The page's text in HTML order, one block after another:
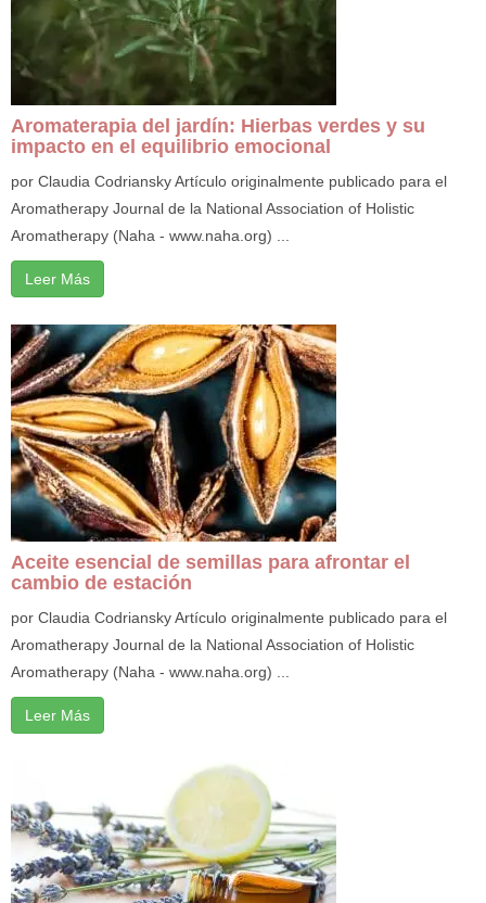
Aromaterapia del jardín: Hierbas verdes y su
impacto en el equilibrio emocional
por Claudia Codriansky Artículo originalmente publicado para el
Aromatherapy Journal de la National Association of Holistic
Aromatherapy (Naha - www.naha.org) ...
Leer Más
Aceite esencial de semillas para afrontar el
cambio de estación
por Claudia Codriansky Artículo originalmente publicado para el
Aromatherapy Journal de la National Association of Holistic
Aromatherapy (Naha - www.naha.org) ...
Leer Más